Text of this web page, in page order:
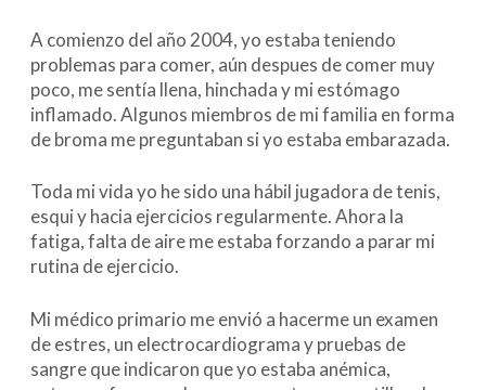
A comienzo del año 2004, yo estaba teniendo
problemas para comer, aún despues de comer muy
poco, me sentía llena, hinchada y mi estómago
inflamado. Algunos miembros de mi familia en forma
de broma me preguntaban si yo estaba embarazada.
Toda mi vida yo he sido una hábil jugadora de tenis,
esqui y hacia ejercicios regularmente. Ahora la
fatiga, falta de aire me estaba forzando a parar mi
rutina de ejercicio.
Mi médico primario me envió a hacerme un examen
de estres, un electrocardiograma y pruebas de
sangre que indicaron que yo estaba anémica,